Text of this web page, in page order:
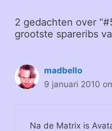
2 gedachten over
grootste spareribs
madbello
9 januari 2010
Na de Matrix is